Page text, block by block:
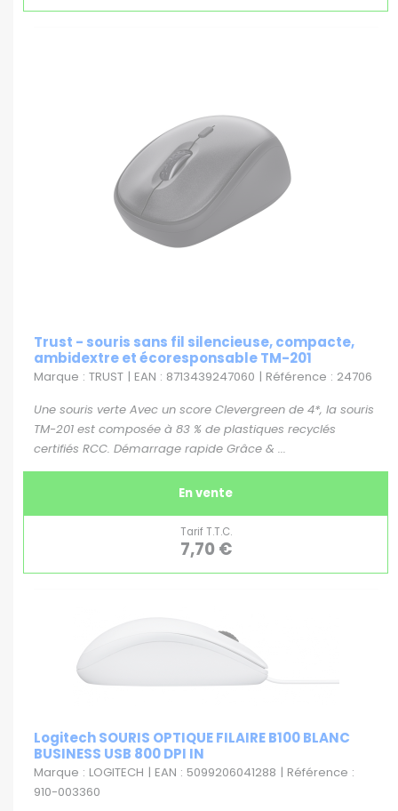
Trust - souris sans fil silencieuse, compacte,
ambidextre et écoresponsable TM-201
Marque : TRUST | EAN : 8713439247060 | Référence : 24706
Une souris verte Avec un score Clevergreen de 4*, la souris
TM-201 est composée à 83 % de plastiques recyclés
certifiés RCC. Démarrage rapide Grâce & ...
En vente
Tarif T.T.C.
7,70 €
Logitech SOURIS OPTIQUE FILAIRE B100 BLANC
BUSINESS USB 800 DPI IN
Marque : LOGITECH | EAN : 5099206041288 | Référence :
910-003360